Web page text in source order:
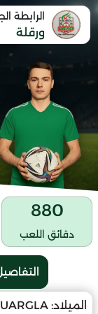
الرابطة
ورقلة
880
دقائق اللعب
الميلاد: